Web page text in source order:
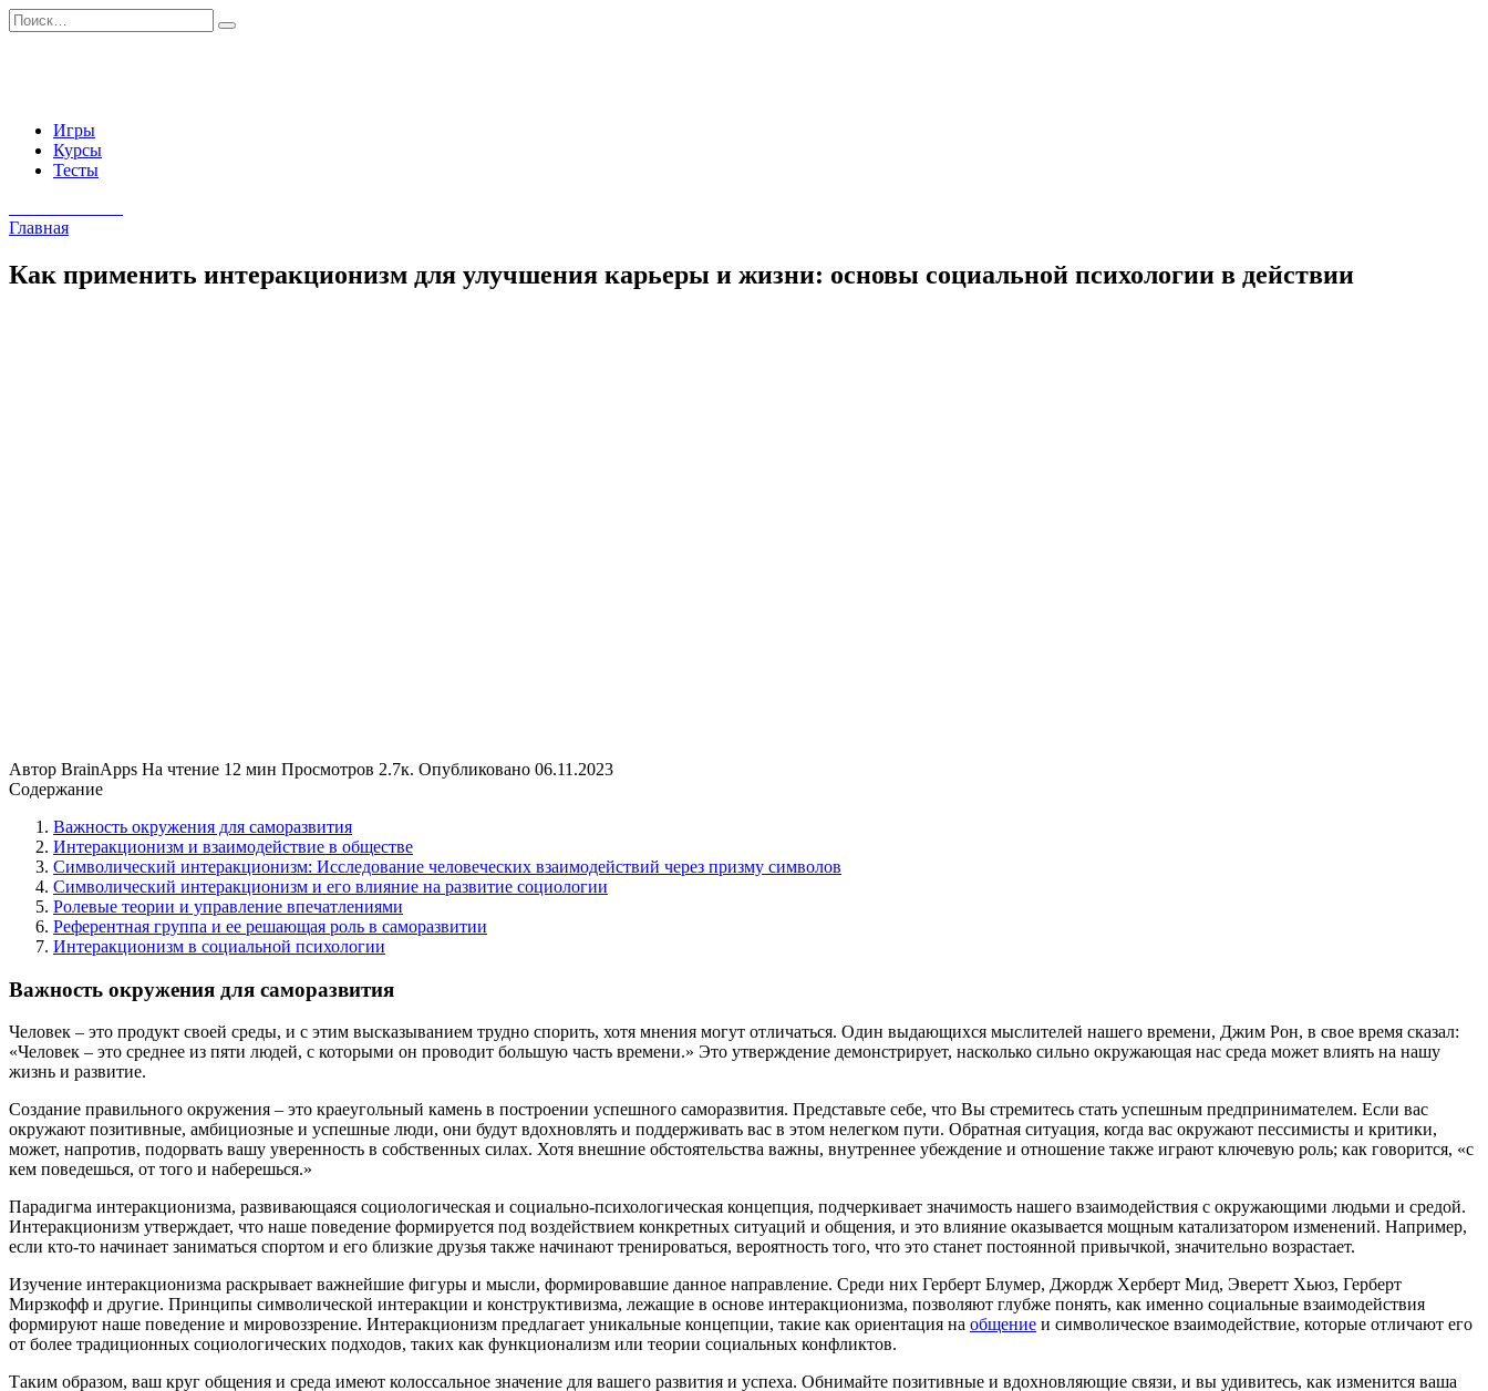
Перейти
к
Search
for:
Игры
Курсы
Тесты
Главная
Как применить интеракционизм для улучшения карьеры и жизни: основы социальной психологии в действии
Автор BrainApps На чтение 12 мин Просмотров 2.7к. Опубликовано 06.11.2023
Содержание
Важность окружения для саморазвития
Интеракционизм и взаимодействие в обществе
Символический интеракционизм: Исследование человеческих взаимодействий через призму символов
Символический интеракционизм и его влияние на развитие социологии
Ролевые теории и управление впечатлениями
Референтная группа и ее решающая роль в саморазвитии
Интеракционизм в социальной психологии
Важность окружения для саморазвития
Человек – это продукт своей среды, и с этим высказыванием трудно спорить, хотя мнения могут отличаться. Один выдающихся мыслителей нашего времени, Джим Рон, в свое время сказал:
«Человек – это среднее из пяти людей, с которыми он проводит большую часть времени.» Это утверждение демонстрирует, насколько сильно окружающая нас среда может влиять на нашу
жизнь и развитие.
Создание правильного окружения – это краеугольный камень в построении успешного саморазвития. Представьте себе, что Вы стремитесь стать успешным предпринимателем. Если вас
окружают позитивные, амбициозные и успешные люди, они будут вдохновлять и поддерживать вас в этом нелегком пути. Обратная ситуация, когда вас окружают пессимисты и критики,
может, напротив, подорвать вашу уверенность в собственных силах. Хотя внешние обстоятельства важны, внутреннее убеждение и отношение также играют ключевую роль; как говорится, «с
кем поведешься, от того и наберешься.»
Парадигма интеракционизма, развивающаяся социологическая и социально-психологическая концепция, подчеркивает значимость нашего взаимодействия с окружающими людьми и средой.
Интеракционизм утверждает, что наше поведение формируется под воздействием конкретных ситуаций и общения, и это влияние оказывается мощным катализатором изменений. Например,
если кто-то начинает заниматься спортом и его близкие друзья также начинают тренироваться, вероятность того, что это станет постоянной привычкой, значительно возрастает.
Изучение интеракционизма раскрывает важнейшие фигуры и мысли, формировавшие данное направление. Среди них Герберт Блумер, Джордж Херберт Мид, Эверетт Хьюз, Герберт
Мирзкофф и другие. Принципы символической интеракции и конструктивизма, лежащие в основе интеракционизма, позволяют глубже понять, как именно социальные взаимодействия
формируют наше поведение и мировоззрение. Интеракционизм предлагает уникальные концепции, такие как ориентация на общение и символическое взаимодействие, которые отличают его
от более традиционных социологических подходов, таких как функционализм или теории социальных конфликтов.
Таким образом, ваш круг общения и среда имеют колоссальное значение для вашего развития и успеха. Обнимайте позитивные и вдохновляющие связи, и вы удивитесь, как изменится ваша